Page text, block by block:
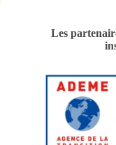
Les